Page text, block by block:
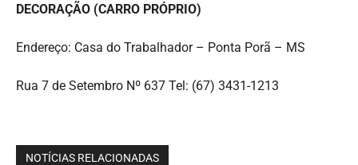
DECORAÇÃO (CARRO PRÓPRIO)
Endereço: Casa do Trabalhador – Ponta Porã – MS
Rua 7 de Setembro Nº 637 Tel: (67) 3431-1213
NOTÍCIAS RELACIONADAS